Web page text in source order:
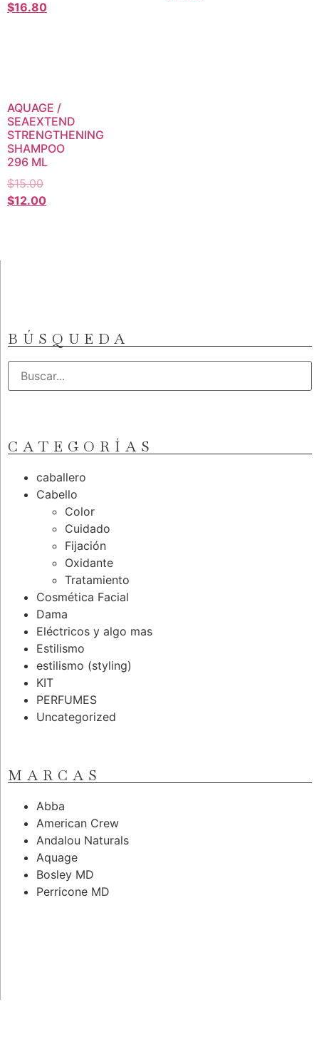
$16.80
AQUAGE /
SEAEXTEND
STRENGTHENING
SHAMPOO
296 ML
$15.00
$12.00
BÚSQUEDA
CATEGORÍAS
caballero
Cabello
Color
Cuidado
Fijación
Oxidante
Tratamiento
Cosmética Facial
Dama
Eléctricos y algo mas
Estilismo
estilismo (styling)
KIT
PERFUMES
Uncategorized
MARCAS
Abba
American Crew
Andalou Naturals
Aquage
Bosley MD
Perricone MD